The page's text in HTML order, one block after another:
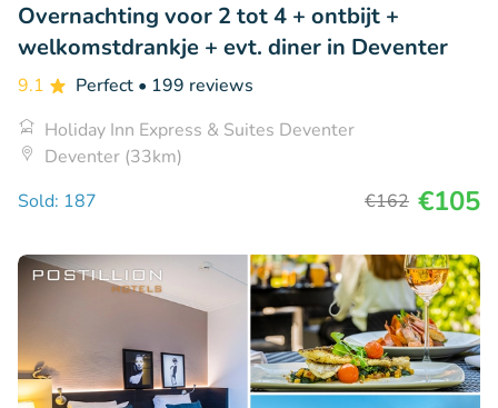
Overnachting voor 2 tot 4 + ontbijt +
welkomstdrankje + evt. diner in Deventer
9.1 Perfect • 199 reviews
Holiday Inn Express & Suites Deventer
Deventer (33km)
Sold: 187
€162 €105